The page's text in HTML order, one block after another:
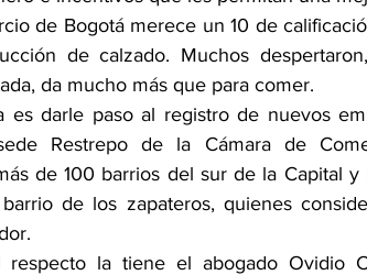
de Bogotá merece un 10 de
de calzado. Muchos
da mucho más que para comer.
es darle paso al registro de nuevos
Restrepo de la Cámara de
de 100 barrios del sur de la Capital y
de los zapateros, quienes
respecto la tiene el abogado Ovidio